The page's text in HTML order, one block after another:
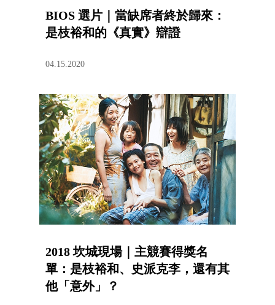
BIOS 選片｜當缺席者終於歸來：
是枝裕和的《真實》辯證
04.15.2020
2018 坎城現場｜主競賽得獎名
單：是枝裕和、史派克李，還有其
他「意外」？